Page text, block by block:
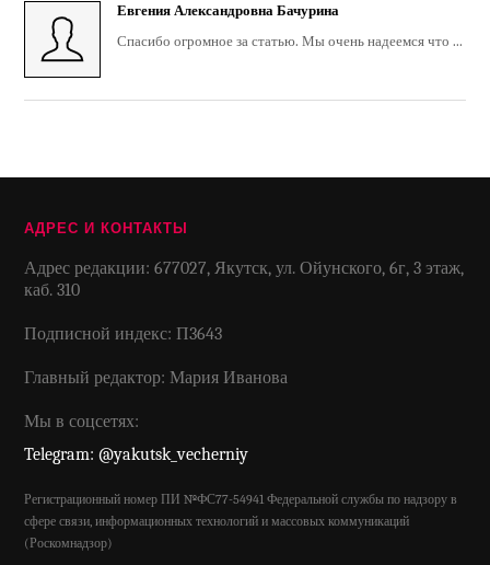
Евгения Александровна Бачурина
Спасибо огромное за статью. Мы очень надеемся что ...
АДРЕС И КОНТАКТЫ
Адрес редакции: 677027, Якутск, ул. Ойунского, 6г, 3 этаж,
каб. 310
Подписной индекс: П3643
Главный редактор: Мария Иванова
Мы в соцсетях:
Telegram: @yakutsk_vecherniy
Регистрационный номер ПИ №ФС77-54941 Федеральной службы по надзору в
сфере связи, информационных технологий и массовых коммуникаций
(Роскомнадзор)